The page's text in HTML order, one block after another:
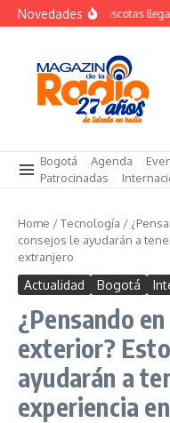
Saltar al contenido
NovedadesFixit Mascotas
Bogotá Agenda
Patrocinadas
Home /Tecnología /
consejos le ayudarán a
extranjero
Actualidad Bogotá
¿Pensando
exterior?
ayudarán a
experiencia